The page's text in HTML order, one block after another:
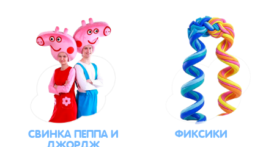
СВИНКА ПЕППА И ФИКСИКИ